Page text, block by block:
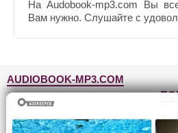
На Audobook-mp3.com Вы
Вам нужно. Слушайте с
AUDIOBOOK-MP3.COM
Главная
Жанры